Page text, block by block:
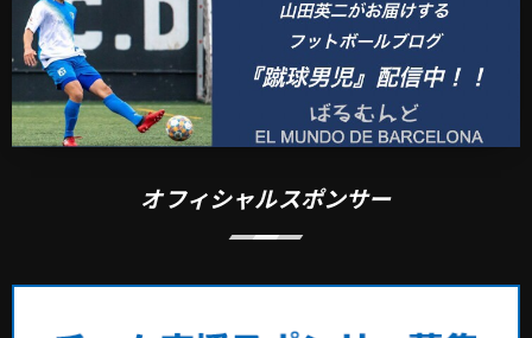
オフィシャルスポンサー